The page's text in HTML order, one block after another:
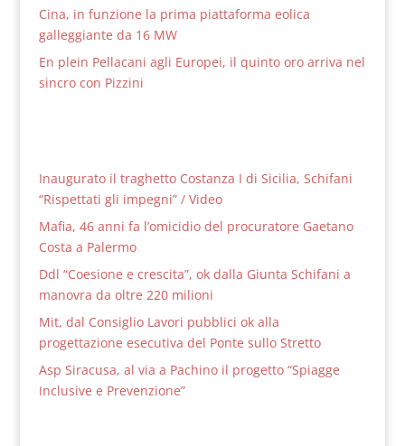
Cina, in funzione la prima piattaforma eolica
galleggiante da 16 MW
En plein Pellacani agli Europei, il quinto oro arriva nel
sincro con Pizzini
Inaugurato il traghetto Costanza I di Sicilia, Schifani
“Rispettati gli impegni” / Video
Mafia, 46 anni fa l’omicidio del procuratore Gaetano
Costa a Palermo
Ddl “Coesione e crescita”, ok dalla Giunta Schifani a
manovra da oltre 220 milioni
Mit, dal Consiglio Lavori pubblici ok alla
progettazione esecutiva del Ponte sullo Stretto
Asp Siracusa, al via a Pachino il progetto “Spiagge
Inclusive e Prevenzione”